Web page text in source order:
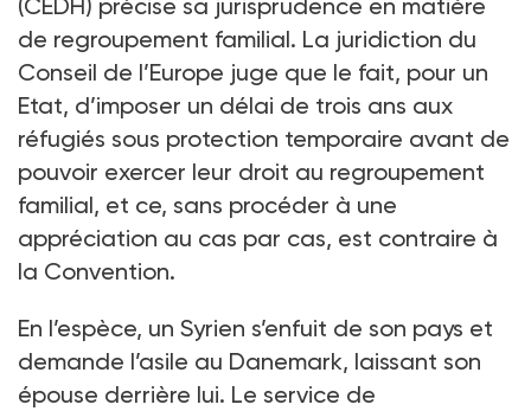
de regroupement familial. La juridiction du
Conseil de l’Europe juge que le fait, pour un
Etat, d’imposer un délai de trois ans aux
réfugiés sous protection temporaire avant de
pouvoir exercer leur droit au regroupement
familial, et ce, sans procéder à une
appréciation au cas par cas, est contraire à
la Convention.
En l’espèce, un Syrien s’enfuit de son pays et
demande l’asile au Danemark, laissant son
épouse derrière lui. Le service de